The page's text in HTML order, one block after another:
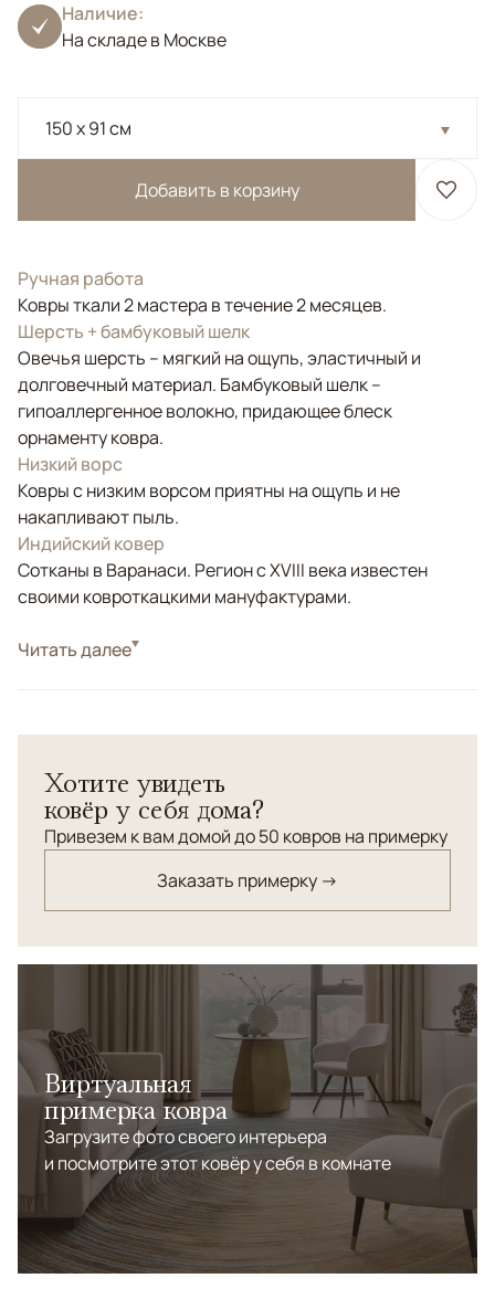
Наличие:
На складе в Москве
150 x 91 см
Добавить в корзину
Ручная работа
Ковры ткали 2 мастера в течение 2 месяцев.
Шерсть + бамбуковый шелк
Овечья шерсть – мягкий на ощупь, эластичный и
долговечный материал. Бамбуковый шелк –
гипоаллергенное волокно, придающее блеск
орнаменту ковра.
Низкий ворс
Ковры с низким ворсом приятны на ощупь и не
накапливают пыль.
Индийский ковер
Сотканы в Варанаси. Регион с XVIII века известен
своими ковроткацкими мануфактурами.
СтильСовременные
качество исполнения. Плотное плетение формирует
ровную, устойчивую поверхность, которая хорошо
держит форму и сохраняет внешний вид со временем.
деликатным переливом легко интегрируется в
современную спальню, подчёркивая симметрию
пространства и добавляя ощущение спокойного,
выверенного комфорта.
Читать далее
Хотите увидеть
ковёр у себя дома?
Привезем к вам домой до 50 ковров на примерку
Заказать примерку →
Виртуальная
примерка ковра
Загрузите фото своего интерьера
и посмотрите этот ковёр у себя в комнате